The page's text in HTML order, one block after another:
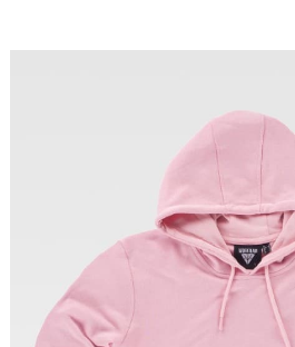
Tallas: S, M, L, XL, XXL, 3XL, 4XL